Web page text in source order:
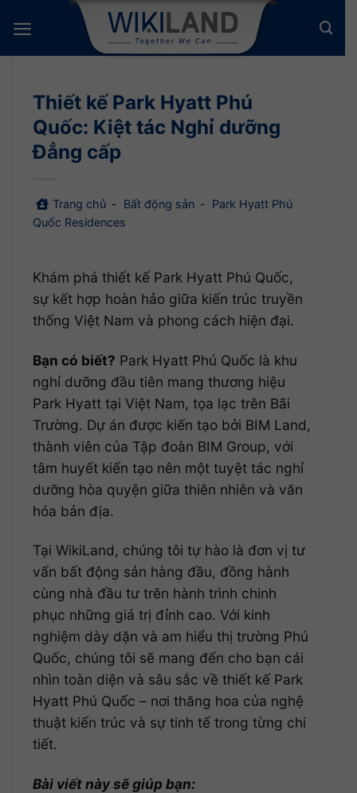
qua
nội
Thiết kế Park Hyatt Phú
Quốc: Kiệt tác Nghỉ dưỡng
Đẳng cấp
Trang chủ - Bất động sản - Park Hyatt Phú
Quốc Residences
Khám phá thiết kế Park Hyatt Phú Quốc,
sự kết hợp hoàn hảo giữa kiến trúc truyền
thống Việt Nam và phong cách hiện đại.
Bạn có biết? Park Hyatt Phú Quốc là khu
nghỉ dưỡng đầu tiên mang thương hiệu
Park Hyatt tại Việt Nam, tọa lạc trên Bãi
Trường. Dự án được kiến tạo bởi BIM Land,
thành viên của Tập đoàn BIM Group, với
tâm huyết kiến tạo nên một tuyệt tác nghỉ
dưỡng hòa quyện giữa thiên nhiên và văn
hóa bản địa.
Tại WikiLand, chúng tôi tự hào là đơn vị tư
vấn bất động sản hàng đầu, đồng hành
cùng nhà đầu tư trên hành trình chinh
phục những giá trị đỉnh cao. Với kinh
nghiệm dày dặn và am hiểu thị trường Phú
Quốc, chúng tôi sẽ mang đến cho bạn cái
nhìn toàn diện và sâu sắc về thiết kế Park
Hyatt Phú Quốc – nơi thăng hoa của nghệ
thuật kiến trúc và sự tinh tế trong từng chi
tiết.
Bài viết này sẽ giúp bạn: